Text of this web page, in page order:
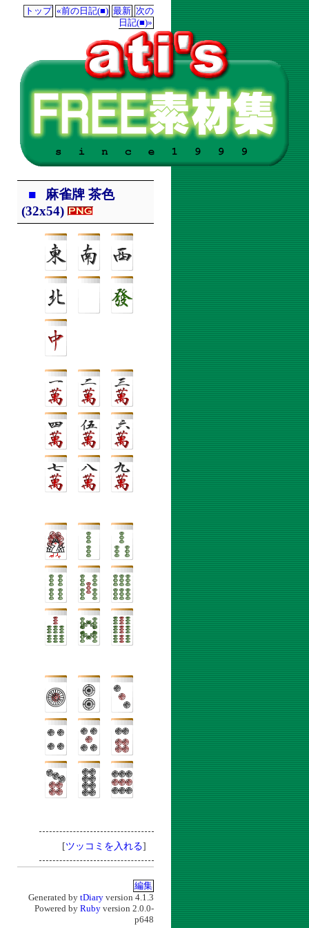
トップ «前の日記(■) 最新 次の
日記(■)»
■
麻雀牌 茶色
(32x54)
[ツッコミを入れる]
編集
Generated by tDiary version 4.1.3
Powered by Ruby version 2.0.0-
p648